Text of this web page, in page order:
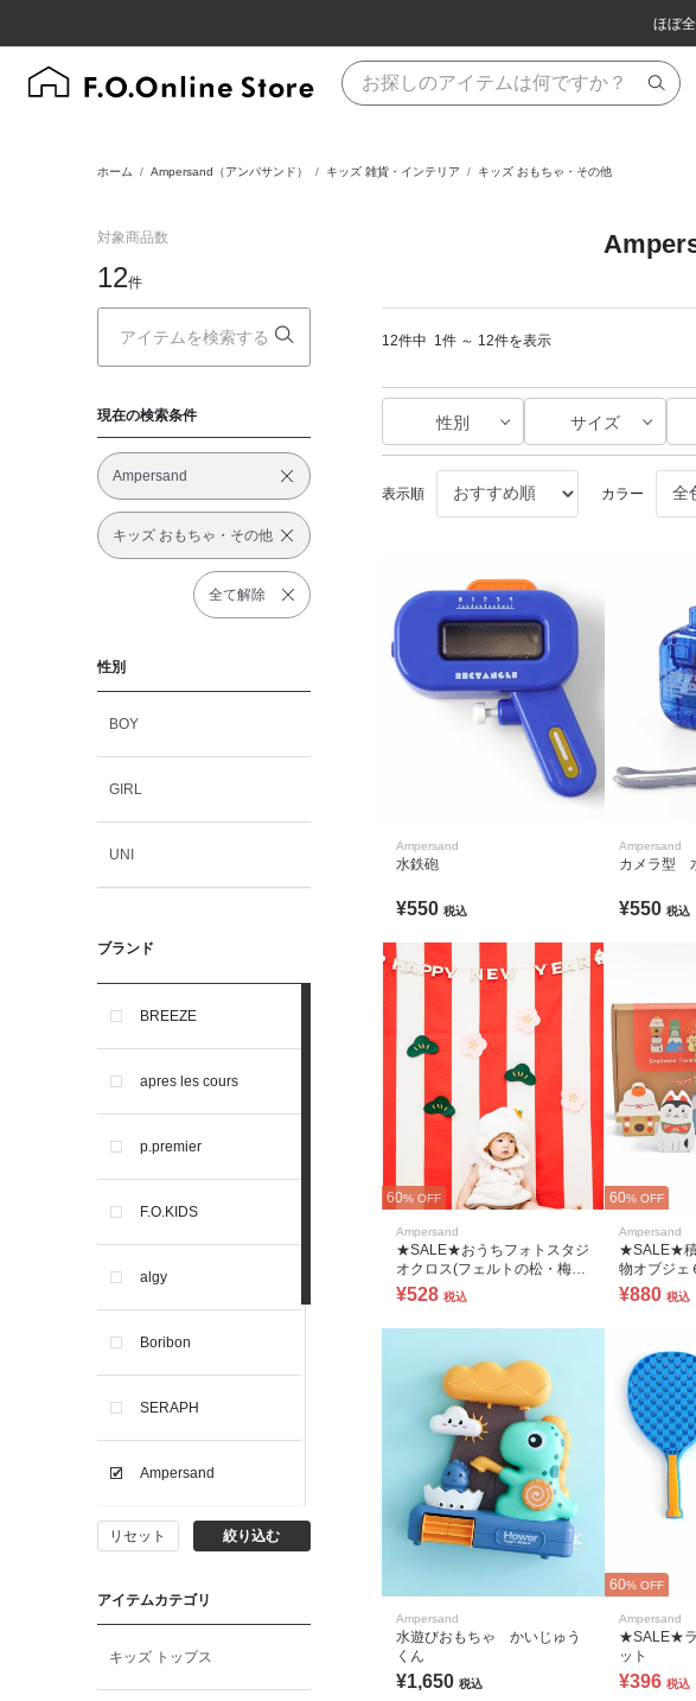
ほぼ
ほぼ
ホーム Ampersand（アンパサンド） キッズ 雑貨・インテリア キッズ おもちゃ・その他
対象商品数
12件
現在の検索条件
Ampersand
キッズ おもちゃ・その他
全て解除
性別
BOY
GIRL
UNI
ブランド
BREEZE
apres les cours
p.premier
F.O.KIDS
algy
Boribon
SERAPH
Ampersand
BIT'Z
toitoitoi
BOBOCHOSES
リセット 絞り込む
アイテムカテゴリ
キッズ トップス
12件中 1件 ～ 12件を表示
性別 サイズ
表示順 カラー
Ampersand
水鉄砲
¥550 税込
Ampersand
カメラ型
¥550 税込
60% OFF
Ampersand
★SALE★おうちフォトスタジ
オクロス(フェルトの松・梅つ
き)
¥528 税込
60% OFF
Ampersand
★SALE★積
物オブジェ
¥880 税込
Ampersand
水遊びおもちゃ かいじゅう
くん
¥1,650 税込
60% OFF
Ampersand
★SALE★
ット
¥396 税込